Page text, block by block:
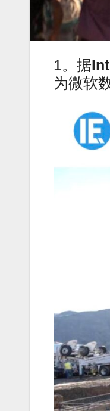
1。据
为微软